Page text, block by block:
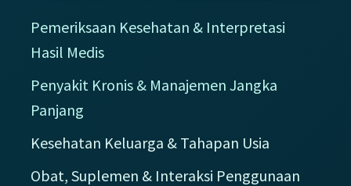
Pemeriksaan Kesehatan & Interpretasi
Hasil Medis
Penyakit Kronis & Manajemen Jangka
Panjang
Kesehatan Keluarga & Tahapan Usia
Obat, Suplemen & Interaksi Penggunaan